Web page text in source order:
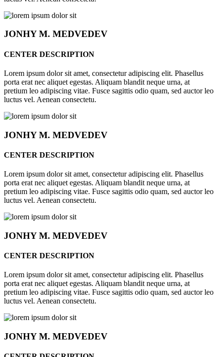
JONHYM. MEDVEDEV
CENTER DESCRIPTION
Lorem ipsum dolor sit amet, consectetur adipiscing elit. Phasellus
porta erat nec aliquet egestas. Aliquam blandit neque urna, at
pretium leo adipiscing vitae. Fusce sagittis odio quam, sed auctor leo
luctus vel. Aenean consectetu.
JONHYM. MEDVEDEV
CENTER DESCRIPTION
Lorem ipsum dolor sit amet, consectetur adipiscing elit. Phasellus
porta erat nec aliquet egestas. Aliquam blandit neque urna, at
pretium leo adipiscing vitae. Fusce sagittis odio quam, sed auctor leo
luctus vel. Aenean consectetu.
JONHYM. MEDVEDEV
CENTER DESCRIPTION
Lorem ipsum dolor sit amet, consectetur adipiscing elit. Phasellus
porta erat nec aliquet egestas. Aliquam blandit neque urna, at
pretium leo adipiscing vitae. Fusce sagittis odio quam, sed auctor leo
luctus vel. Aenean consectetu.
JONHYM. MEDVEDEV